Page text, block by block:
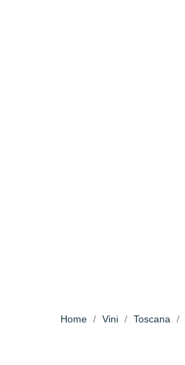
Home Vini Toscana